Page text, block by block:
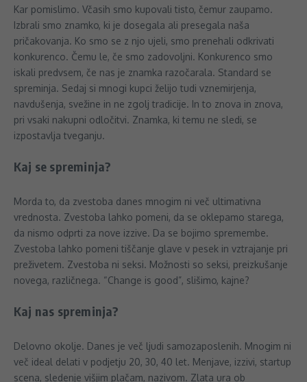
Kar pomislimo. Včasih smo kupovali tisto, čemur zaupamo.
Izbrali smo znamko, ki je dosegala ali presegala naša
pričakovanja. Ko smo se z njo ujeli, smo prenehali odkrivati
konkurenco. Čemu le, če smo zadovoljni. Konkurenco smo
iskali predvsem, če nas je znamka razočarala. Standard se
spreminja. Sedaj si mnogi kupci želijo tudi vznemirjenja,
navdušenja, svežine in ne zgolj tradicije. In to znova in znova,
pri vsaki nakupni odločitvi. Znamka, ki temu ne sledi, se
izpostavlja tveganju.
Kaj se spreminja?
Morda to, da zvestoba danes mnogim ni več ultimativna
vrednosta. Zvestoba lahko pomeni, da se oklepamo starega,
da nismo odprti za nove izzive. Da se bojimo spremembe.
Zvestoba lahko pomeni tiščanje glave v pesek in vztrajanje pri
preživetem. Zvestoba ni seksi. Možnosti so seksi, preizkušanje
novega, različnega. “Change is good”, slišimo, kajne?
Kaj nas spreminja?
Delovno okolje. Danes je več ljudi samozaposlenih. Mnogim ni
več ideal delati v podjetju 20, 30, 40 let. Menjave, izzivi, startup
scena, sledenje višjim plačam, nazivom. Zlata ura ob